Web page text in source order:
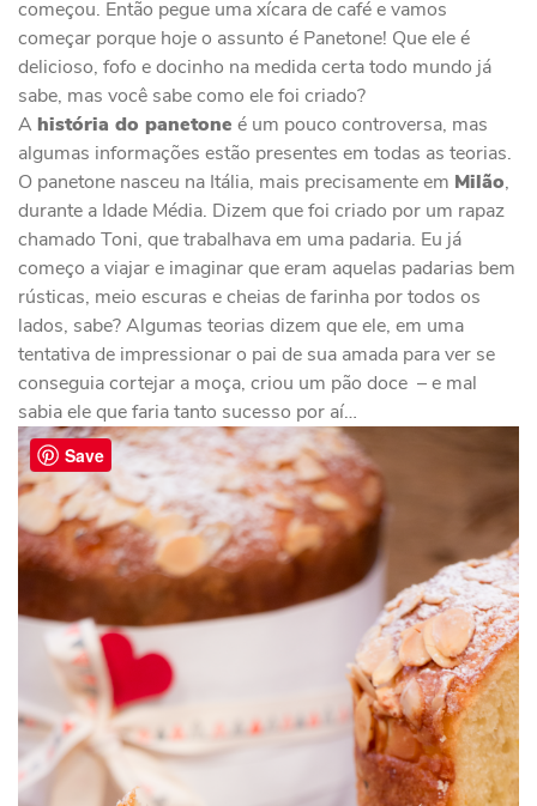
começou. Então pegue uma xícara de café e vamos
começar porque hoje o assunto é Panetone! Que ele é
delicioso, fofo e docinho na medida certa todo mundo já
sabe, mas você sabe como ele foi criado?
A história do panetone é um pouco controversa, mas
algumas informações estão presentes em todas as teorias.
O panetone nasceu na Itália, mais precisamente em Milão,
durante a Idade Média. Dizem que foi criado por um rapaz
chamado Toni, que trabalhava em uma padaria. Eu já
começo a viajar e imaginar que eram aquelas padarias bem
rústicas, meio escuras e cheias de farinha por todos os
lados, sabe? Algumas teorias dizem que ele, em uma
tentativa de impressionar o pai de sua amada para ver se
conseguia cortejar a moça, criou um pão doce – e mal
sabia ele que faria tanto sucesso por aí…
Save